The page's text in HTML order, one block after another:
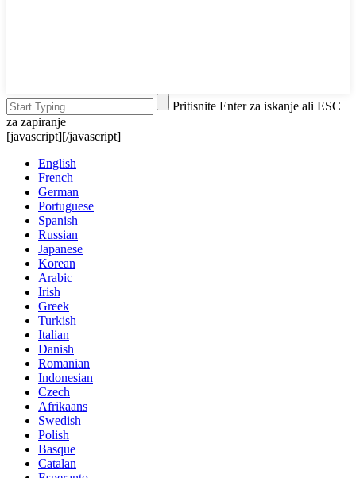
Pritisnite Enter za iskanje ali ESC
za zapiranje
[javascript][/javascript]
English
French
German
Portuguese
Spanish
Russian
Japanese
Korean
Arabic
Irish
Greek
Turkish
Italian
Danish
Romanian
Indonesian
Czech
Afrikaans
Swedish
Polish
Basque
Catalan